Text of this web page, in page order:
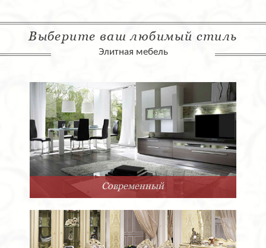
Выберите ваш любимый стиль
Элитная мебель
Современный